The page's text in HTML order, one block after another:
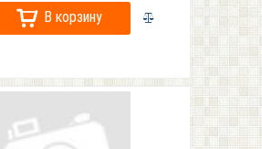
В корзину